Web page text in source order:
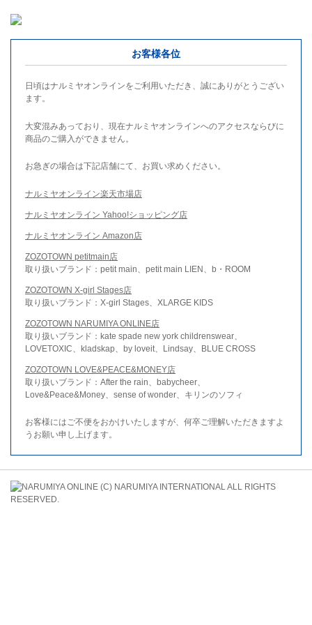
お客様各位
日頃はナルミヤオンラインをご利用いただき、誠にありがとうござい
ます。
大変混みあっており、現在ナルミヤオンラインへのアクセスならびに
商品のご購入ができません。
お急ぎの場合は下記店舗にて、お買い求めください。
ナルミヤオンライン楽天市場店
ナルミヤオンライン Yahoo!ショッピング店
ナルミヤオンライン Amazon店
ZOZOTOWN petitmain店
取り扱いブランド：petit main、petit main LIEN、b・ROOM
ZOZOTOWN X-girl Stages店
取り扱いブランド：X-girl Stages、XLARGE KIDS
ZOZOTOWN NARUMIYA ONLINE店
取り扱いブランド：kate spade new york childrenswear、
LOVETOXIC、kladskap、by loveit、Lindsay、BLUE CROSS
ZOZOTOWN LOVE&PEACE&MONEY店
取り扱いブランド：After the rain、babycheer、
Love&Peace&Money、sense of wonder、キリンのソフィ
お客様にはご不便をおかけいたしますが、何卒ご理解いただきますよ
うお願い申し上げます。